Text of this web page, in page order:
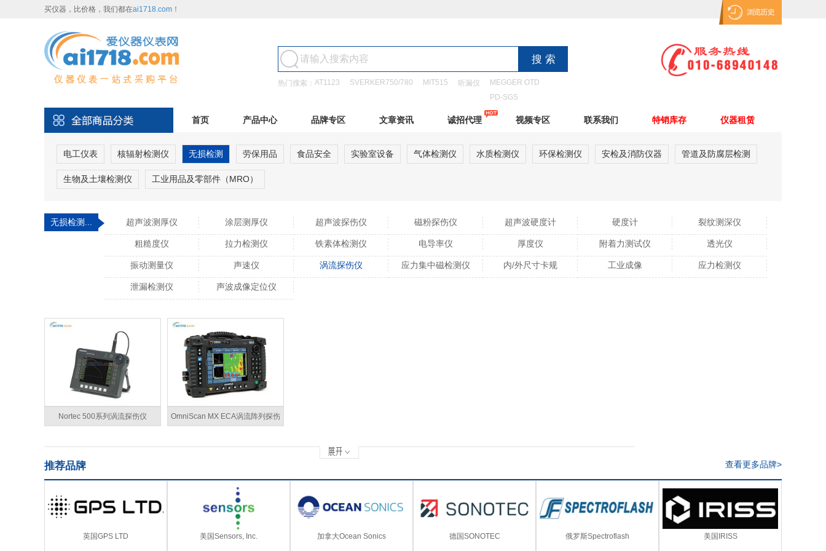
买仪器，比价格，我们都在ai1718.com！
热门搜索： AT1123 SVERKER750/780 MIT515 听漏仪
MEGGER OTD
PD-SGS
首页 产品中心 品牌专区 文章资讯 诚招代理 视频专区 联系我们 特销库存 仪器租赁
电工仪表 核辐射检测仪 无损检测 劳保用品 食品安全 实验室设备 气体检测仪 水质检测仪 环保检测仪 安检及消防仪器 管道及防腐层检测
生物及土壤检测仪 工业用品及零部件（MRO）
无损检测... 超声波测厚仪 涂层测厚仪 超声波探伤仪 磁粉探伤仪 超声波硬度计 硬度计 裂纹测深仪
粗糙度仪 拉力检测仪 铁素体检测仪 电导率仪 厚度仪 附着力测试仪 透光仪
振动测量仪 声速仪 涡流探伤仪 应力集中磁检测仪 内/外尺寸卡规 工业成像 应力检测仪
泄漏检测仪 声波成像定位仪
Nortec 500系列涡流探伤仪 OmniScan MX ECA涡流阵列探伤
推荐品牌 查看更多品牌>
英国GPS LTD 美国Sensors, Inc. 加拿大Ocean Sonics 德国SONOTEC 俄罗斯Spectroflash 美国IRISS